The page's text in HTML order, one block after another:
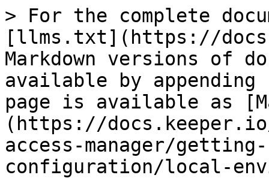
> For the complete
[llms.txt](https://
Markdown versions of
available by
page is available as
(https://
access-manager/
configuration/local-